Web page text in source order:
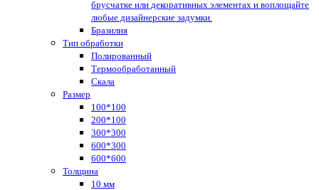
брусчатке или декоративных элементах и воплощайте
любые дизайнерские задумки.
Бразилия
Тип обработки
Полированный
Термообработанный
Скала
Размер
100*100
200*100
300*300
600*300
600*600
Толщина
10 мм